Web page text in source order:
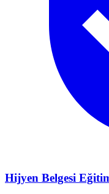
Hijyen Belgesi